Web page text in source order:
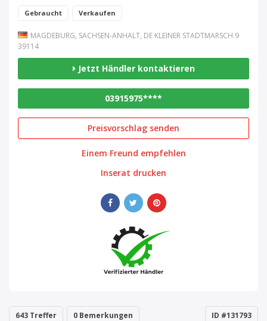
Gebraucht Verkaufen
MAGDEBURG, SACHSEN-ANHALT, DE KLEINER STADTMARSCH 9
39114
Jetzt Händler kontaktieren
03915975****
Preisvorschlag senden
Einem Freund empfehlen
Inserat drucken
643 Treffer 0 Bemerkungen ID #131793